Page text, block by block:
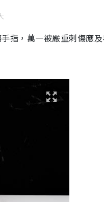
指 ，萬一被嚴重刺傷應